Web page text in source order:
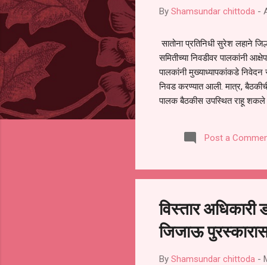
By Shamsundar chittoda -
सातोना प्रतिनिधी सुरेश लहाने
समितीच्या निवडीवर पालकांनी
पालकांनी मुख्याध्यापकांकडे
निवड करण्यात आली. मात्र,
पालक बैठकीस उपस्थित राहू शकले
समितीची फेरनिवडणूक घेण्यात
जालना तसेच तालुका शिक्षण
Post a
विस्तार
जिजाऊ
By Shamsundar chittoda -